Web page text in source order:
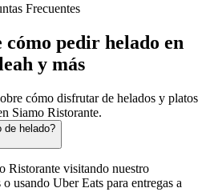
Frecuentes
cómo pedir helado en
y más
cómo disfrutar de helados y platos
Siamo Ristorante.
de helado?
Ristorante visitando nuestro
usando Uber Eats para entregas a